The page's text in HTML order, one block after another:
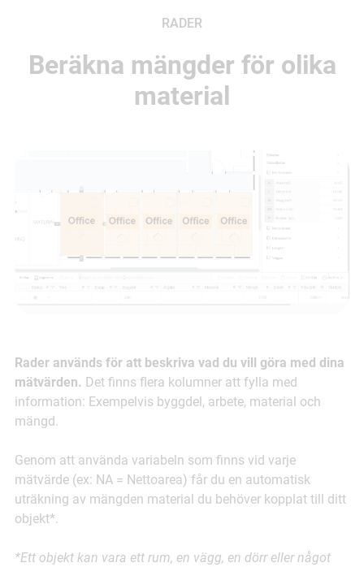
RADER
Beräkna mängder för olika
material
Rader används för att beskriva vad du vill göra med dina
mätvärden. Det finns flera kolumner att fylla med
information: Exempelvis byggdel, arbete, material och
mängd.
Genom att använda variabeln som finns vid varje
mätvärde (ex: NA = Nettoarea) får du en automatisk
uträkning av mängden material du behöver kopplat till ditt
objekt*.
*Ett objekt kan vara ett rum, en vägg, en dörr eller något